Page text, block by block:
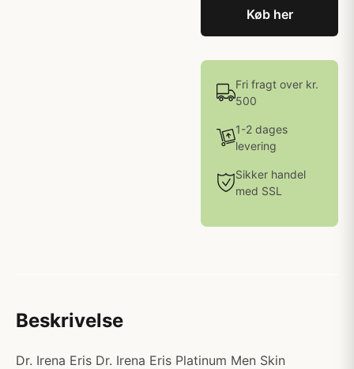
Køb her
Fri fragt over kr.
500
1-2 dages
levering
Sikker handel
med SSL
Beskrivelse
Dr. Irena Eris Dr. Irena Eris Platinum Men Skin